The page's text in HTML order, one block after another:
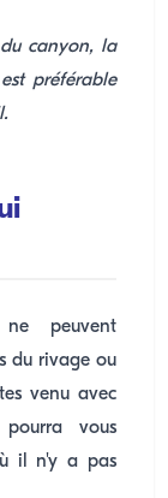
canyon, la
préférable
ne peuvent
du rivage ou
venu avec
vous
il n'y a pas